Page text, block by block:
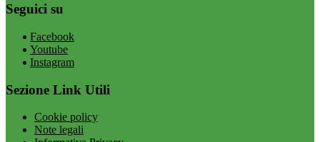
Seguici su
Facebook
Youtube
Instagram
Sezione Link Utili
Cookie policy
Note legali